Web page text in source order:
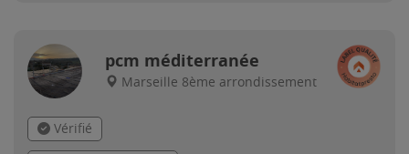
pcm méditerranée
Marseille 8ème arrondissement
Vérifié